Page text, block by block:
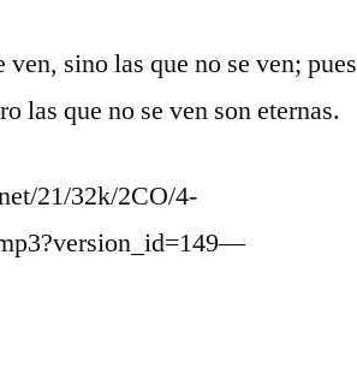
sino las que no se ven; pues
las que no se ven son eternas.
21/32k/2CO/4-